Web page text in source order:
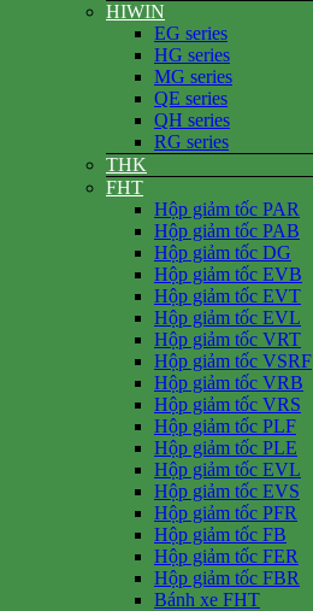
HIWIN
EG series
HG series
MG series
QE series
QH series
RG series
THK
FHT
Hộp giảm tốc PAR
Hộp giảm tốc PAB
Hộp giảm tốc DG
Hộp giảm tốc EVB
Hộp giảm tốc EVT
Hộp giảm tốc EVL
Hộp giảm tốc VRT
Hộp giảm tốc VSRF
Hộp giảm tốc VRB
Hộp giảm tốc VRS
Hộp giảm tốc PLF
Hộp giảm tốc PLE
Hộp giảm tốc EVL
Hộp giảm tốc EVS
Hộp giảm tốc PFR
Hộp giảm tốc FB
Hộp giảm tốc FER
Hộp giảm tốc FBR
Bánh xe FHT